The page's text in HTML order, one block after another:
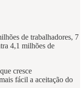
de trabalhadores, 7
4,1 milhões de
cresce
fácil a aceitação do